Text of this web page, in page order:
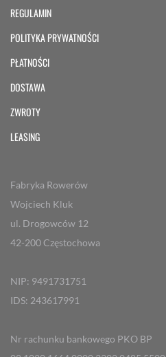
REGULAMIN
POLITYKA PRYWATNOŚCI
PŁATNOŚCI
DOSTAWA
ZWROTY
LEASING
Fabryka Rowerów
Wojciech Kluk
ul. Drogowców 12
42-200 Częstochowa
NIP: 9491731751
IDS: 243617991
Nr rachunku bankowego PKO BP